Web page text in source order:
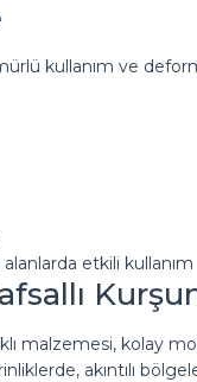
kullanım ve
alanlarda etkili kullanım
malzemesi, kolay
akıntılı